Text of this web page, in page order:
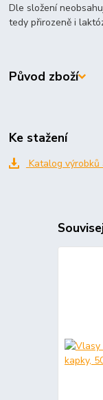
Dle složení
tedy přirozeně i
Původ zboží
Ke stažení
Katalog výrobků